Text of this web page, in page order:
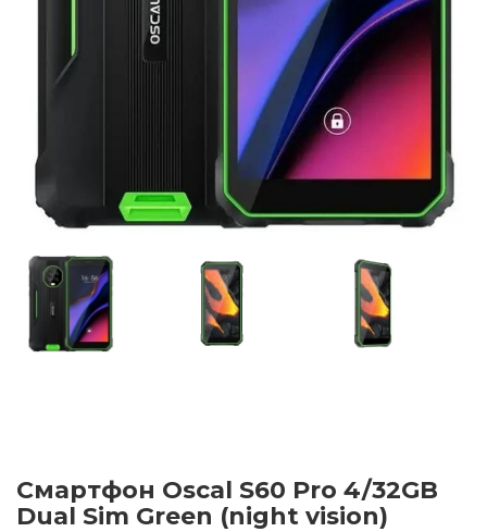
Смартфон Oscal S60 Pro 4/32GB
Dual Sim Green (night vision)